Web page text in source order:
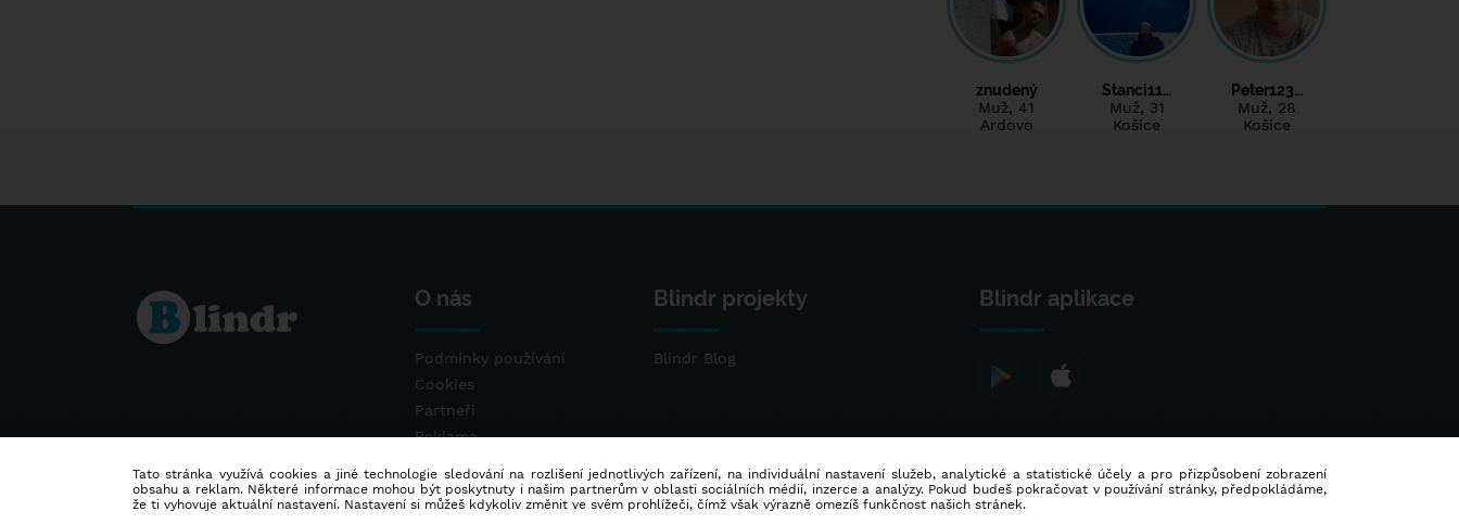
znudený
Muž, 41
Ardovo
Stanci11…
Muž, 31
Košice
Peter123…
Muž, 28
Košice
O nás
Podmínky používání
Cookies
Partneři
Reklama
Blindr projekty
Blindr Blog
Blindr aplikace
Tato stránka využívá cookies a jiné technologie sledování na rozlišení jednotlivých zařízení, na individuální nastavení služeb, analytické a statistické účely a pro přizpůsobení zobrazení
obsahu a reklam. Některé informace mohou být poskytnuty i našim partnerům v oblasti sociálních médií, inzerce a analýzy. Pokud budeš pokračovat v používání stránky, předpokládáme,
že ti vyhovuje aktuální nastavení. Nastavení si můžeš kdykoliv změnit ve svém prohlížeči, čímž však výrazně omezíš funkčnost našich stránek.